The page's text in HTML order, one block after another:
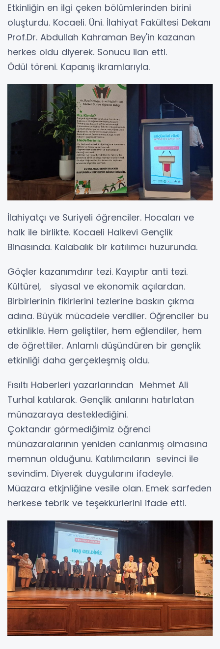
Etkinliğin en ilgi çeken bölümlerinden birini
oluşturdu. Kocaeli. Üni. İlahiyat Fakültesi Dekanı
Prof.Dr. Abdullah Kahraman Bey'in kazanan
herkes oldu diyerek. Sonucu ilan etti.
Ödül töreni. Kapanış ikramlarıyla.
İlahiyatçı ve Suriyeli öğrenciler. Hocaları ve
halk ile birlikte. Kocaeli Halkevi Gençlik
Binasında. Kalabalık bir katılımcı huzurunda.
Göçler kazanımdırır tezi. Kayıptır anti tezi.
Kültürel, siyasal ve ekonomik açılardan.
Birbirlerinin fikirlerini tezlerine baskın çıkma
adına. Büyük mücadele verdiler. Öğrenciler bu
etkinlikle. Hem geliştiler, hem eğlendiler, hem
de öğrettiler. Anlamlı düşündüren bir gençlik
etkinliği daha gerçekleşmiş oldu.
Fısıltı Haberleri yazarlarından Mehmet Ali
Turhal katılarak. Gençlik anılarını hatırlatan
münazaraya desteklediğini.
Çoktandır görmediğimiz öğrenci
münazaralarının yeniden canlanmış olmasına
memnun olduğunu. Katılımcıların sevinci ile
sevindim. Diyerek duygularını ifadeyle.
Müazara etkjnliğine vesile olan. Emek sarfeden
herkese tebrik ve teşekkürlerini ifade etti.